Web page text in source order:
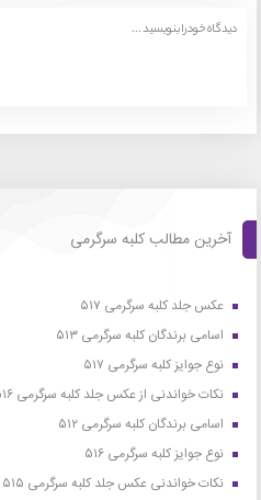
آخرین مطالب کلبه سرگرمی
عکس جلد کلبه سرگرمی ۵۱۷
اسامی برندگان کلبه سرگرمی ۵۱۳
نوع جوایز کلبه سرگرمی ۵۱۷
نکات خواندنی از عکس جلد کلبه سرگرمی ۵۱۶
اسامی برندگان کلبه سرگرمی ۵۱۲
نوع جوایز کلبه سرگرمی ۵۱۶
نکات خواندنی عکس جلد کلبه سرگرمی ۵۱۵